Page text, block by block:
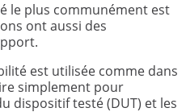
le plus communément est
ont aussi des
est utilisée comme dans
simplement pour
dispositif testé (DUT) et les